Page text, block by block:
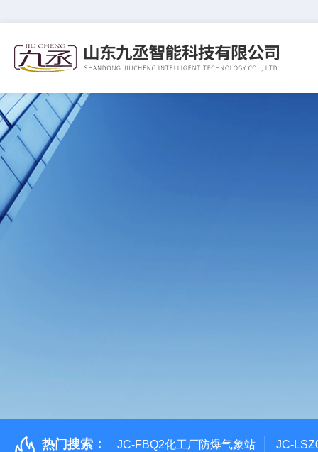
热门搜索： JC-FBQ2化工厂防爆气象站 JC-